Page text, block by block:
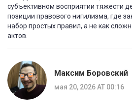
субъективном восприятии тяжести
позиции правового нигилизма, где
набор простых правил, а не как
актов.
Максим Боровский
мая 20, 2026 AT 00:16